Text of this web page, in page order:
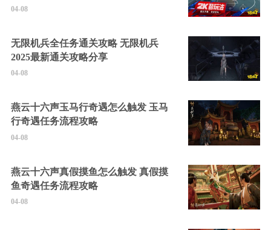
04-08
无限机兵全任务通关攻略 无限机兵
2025最新通关攻略分享
04-08
燕云十六声玉马行奇遇怎么触发 玉马
行奇遇任务流程攻略
04-08
燕云十六声真假摸鱼怎么触发 真假摸
鱼奇遇任务流程攻略
04-08